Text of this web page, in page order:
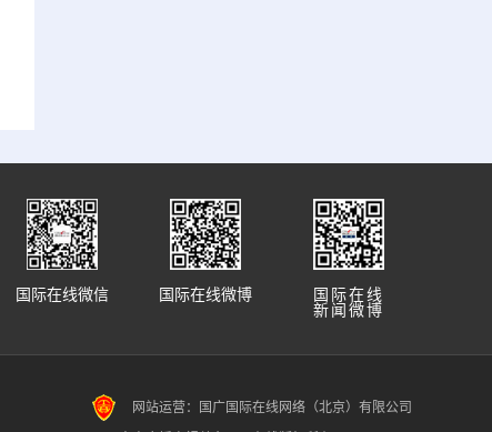
国际在线
新闻微博
国际在线微博
国际在线微信
网站运营：国广国际在线网络（北京）有限公司